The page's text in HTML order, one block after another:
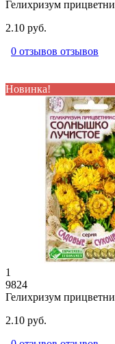
Гелихризум
2.10 руб.
0 отзывов отзывов
Новинка!
1
9824
Гелихризум
2.10 руб.